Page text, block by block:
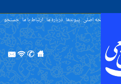
صفحه اصلی پیوندها درباره ما ارتباط با ما جستجو